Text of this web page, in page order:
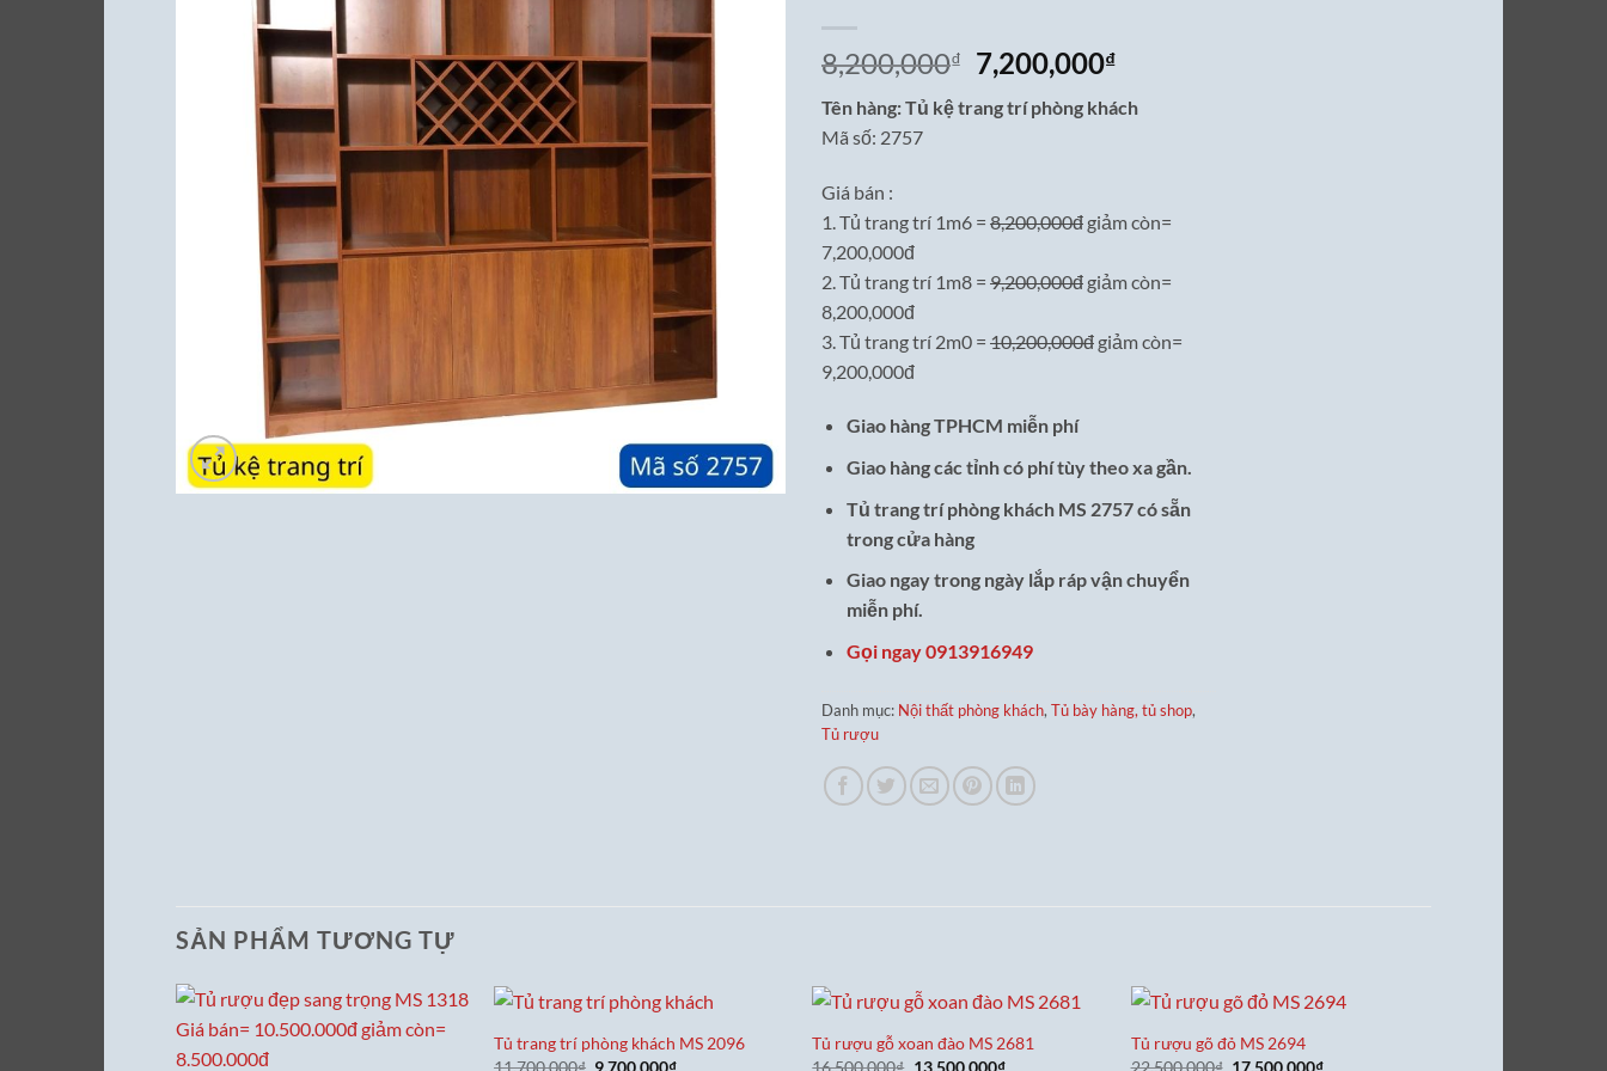
8,200,000₫
Giá
gốc
là:
7,200,000₫Giá
tại
Tên hàng: Tủ kệ trang trí phòng khách
Mã số: 2757
Giá bán :
1. Tủ trang trí 1m6 = 8,200,000đ giảm còn=
7,200,000đ
2. Tủ trang trí 1m8 = 9,200,000đ giảm còn=
8,200,000đ
3. Tủ trang trí 2m0 = 10,200,000đ giảm còn=
9,200,000đ
Giao hàng TPHCM miễn phí
Giao hàng các tỉnh có phí tùy theo xa gần.
Tủ trang trí phòng khách MS 2757 có sẵn
trong cửa hàng
Giao ngay trong ngày lắp ráp vận chuyển
miễn phí.
Gọi ngay 0913916949
Danh mục: Nội thất phòng khách, Tủ bày hàng, tủ shop,
Tủ rượu
SẢN PHẨM TƯƠNG TỰ
Tủ trang trí phòng khách MS 2096
11,700,000₫ Giá
9,700,000₫Giá
Tủ rượu gỗ xoan đào MS 2681
16,500,000₫ Giá
13,500,000₫Giá
Tủ rượu gõ đỏ MS 2694
22,500,000₫ Giá
17,500,000₫Giá